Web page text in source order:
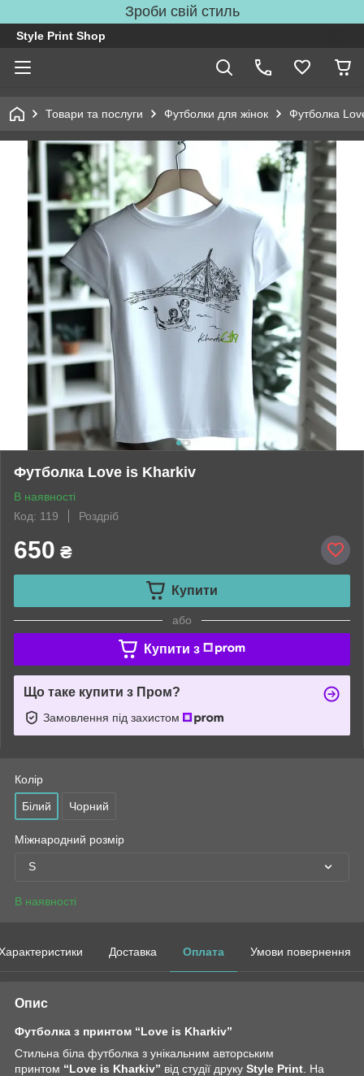
Зроби свій стиль
Style Print Shop
Товари та послуги Футболки для жінок Футболка
Футболка Love is Kharkiv
В наявності
Код: 119
Роздріб
650 ₴
Купити
або
Купити з
Що таке купити з Пром?
Замовлення під захистом
Колір
Білий Чорний
Міжнародний розмір
S
В наявності
Доставка Оплата Умови повернення
Опис
Футболка з принтом “Love is Kharkiv”
Стильна біла футболка з унікальним авторським
принтом “Love is Kharkiv” від студії друку Style Print . На